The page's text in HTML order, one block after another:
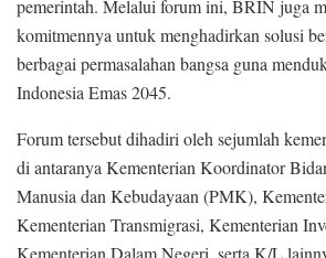
pemerintah. Melalui forum ini, BRIN juga
komitmennya untuk menghadirkan solusi
berbagai permasalahan bangsa guna
Indonesia Emas 2045.
Forum tersebut dihadiri oleh sejumlah
di antaranya Kementerian Koordinator
Manusia dan Kebudayaan (PMK),
Kementerian Transmigrasi, Kementerian
Kementerian Dalam Negeri, serta K/L